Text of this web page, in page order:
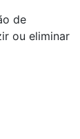
de
ou eliminar